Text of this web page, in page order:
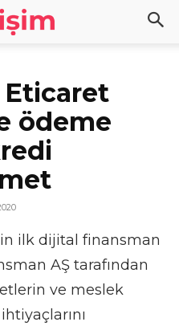
Eticaret
ödeme
ilk dijital finansman
AŞ tarafından
ve meslek